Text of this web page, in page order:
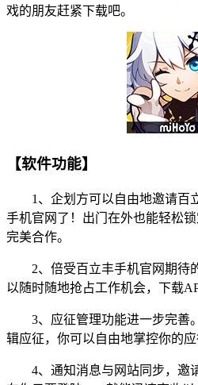
戏的朋友赶紧下载吧。
【软件功能】
1、企划方可以自由地邀请百
手机官网了！出门在外也能轻松
完美合作。
2、倍受百立丰手机官网期待
以随时随地抢占工作机会，下载
3、应征管理功能进一步完善
辑应征，你可以自由地掌控你的应
4、通知消息与网站同步，邀